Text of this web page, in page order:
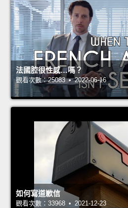
法國腔很性感…嗎？
觀看次數：25083 • 2022-06-16
如何寫道歉信
觀看次數：33968 • 2021-12-23